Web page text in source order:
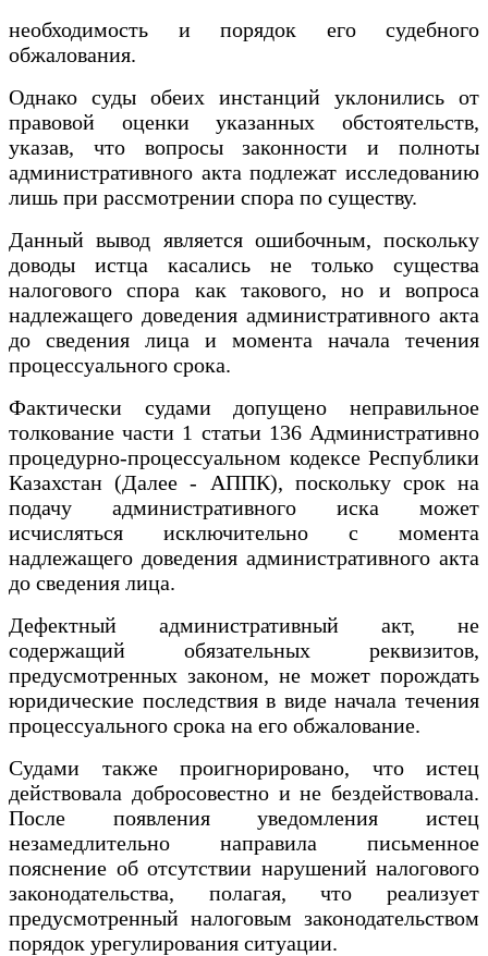
необходимость и порядок его судебного
обжалования.
Однако суды обеих инстанций уклонились от
правовой оценки указанных обстоятельств,
указав, что вопросы законности и полноты
административного акта подлежат исследованию
лишь при рассмотрении спора по существу.
Данный вывод является ошибочным, поскольку
доводы истца касались не только существа
налогового спора как такового, но и вопроса
надлежащего доведения административного акта
до сведения лица и момента начала течения
процессуального срока.
Фактически судами допущено неправильное
толкование части 1 статьи 136 Административно
процедурно-процессуальном кодексе Республики
Казахстан (Далее - АППК), поскольку срок на
подачу административного иска может
исчисляться исключительно с момента
надлежащего доведения административного акта
до сведения лица.
Дефектный административный акт, не
содержащий обязательных реквизитов,
предусмотренных законом, не может порождать
юридические последствия в виде начала течения
процессуального срока на его обжалование.
Судами также проигнорировано, что истец
действовала добросовестно и не бездействовала.
После появления уведомления истец
незамедлительно направила письменное
пояснение об отсутствии нарушений налогового
законодательства, полагая, что реализует
предусмотренный налоговым законодательством
порядок урегулирования ситуации.